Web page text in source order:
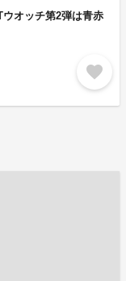
オッチ第2弾は青赤
favorite